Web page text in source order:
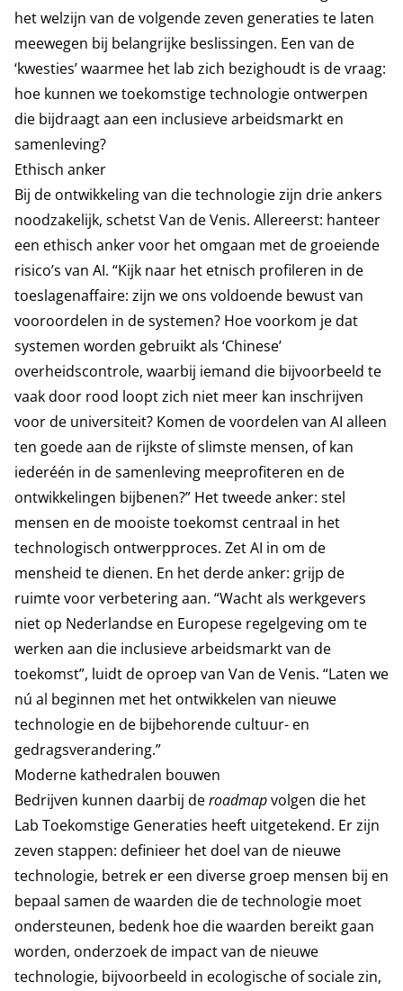
het welzijn van de volgende zeven generaties te laten
meewegen bij belangrijke beslissingen. Een van de
‘kwesties’ waarmee het lab zich bezighoudt is de vraag:
hoe kunnen we toekomstige technologie ontwerpen
die bijdraagt aan een inclusieve arbeidsmarkt en
samenleving?
Ethisch anker
Bij de ontwikkeling van die technologie zijn drie ankers
noodzakelijk, schetst Van de Venis. Allereerst: hanteer
een ethisch anker voor het omgaan met de groeiende
risico’s van AI. “Kijk naar het etnisch profileren in de
toeslagenaffaire: zijn we ons voldoende bewust van
vooroordelen in de systemen? Hoe voorkom je dat
systemen worden gebruikt als ‘Chinese’
overheidscontrole, waarbij iemand die bijvoorbeeld te
vaak door rood loopt zich niet meer kan inschrijven
voor de universiteit? Komen de voordelen van AI alleen
ten goede aan de rijkste of slimste mensen, of kan
iederéén in de samenleving meeprofiteren en de
ontwikkelingen bijbenen?” Het tweede anker: stel
mensen en de mooiste toekomst centraal in het
technologisch ontwerpproces. Zet AI in om de
mensheid te dienen. En het derde anker: grijp de
ruimte voor verbetering aan. “Wacht als werkgevers
niet op Nederlandse en Europese regelgeving om te
werken aan die inclusieve arbeidsmarkt van de
toekomst”, luidt de oproep van Van de Venis. “Laten we
nú al beginnen met het ontwikkelen van nieuwe
technologie en de bijbehorende cultuur- en
gedragsverandering.”
Moderne kathedralen bouwen
Bedrijven kunnen daarbij deroadmapvolgen die het
Lab Toekomstige Generaties heeft uitgetekend. Er zijn
zeven stappen: definieer het doel van de nieuwe
technologie, betrek er een diverse groep mensen bij en
bepaal samen de waarden die de technologie moet
ondersteunen, bedenk hoe die waarden bereikt gaan
worden, onderzoek de impact van de nieuwe
technologie, bijvoorbeeld in ecologische of sociale zin,